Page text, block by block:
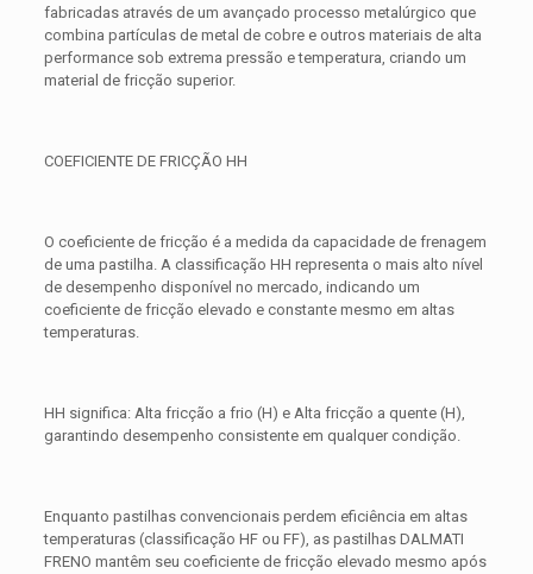
fabricadas através de um avançado processo metalúrgico que
combina partículas de metal de cobre e outros materiais de alta
performance sob extrema pressão e temperatura, criando um
material de fricção superior.
COEFICIENTE DE FRICÇÃO HH
O coeficiente de fricção é a medida da capacidade de frenagem
de uma pastilha. A classificação HH representa o mais alto nível
de desempenho disponível no mercado, indicando um
coeficiente de fricção elevado e constante mesmo em altas
temperaturas.
HH significa: Alta fricção a frio (H) e Alta fricção a quente (H),
garantindo desempenho consistente em qualquer condição.
Enquanto pastilhas convencionais perdem eficiência em altas
temperaturas (classificação HF ou FF), as pastilhas DALMATI
FRENO mantêm seu coeficiente de fricção elevado mesmo após